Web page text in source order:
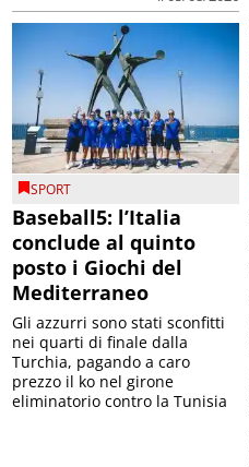
SPORT
Baseball5: l’Italia
conclude al quinto
posto i Giochi del
Mediterraneo
Gli azzurri sono stati sconfitti
nei quarti di finale dalla
Turchia, pagando a caro
prezzo il ko nel girone
eliminatorio contro la Tunisia